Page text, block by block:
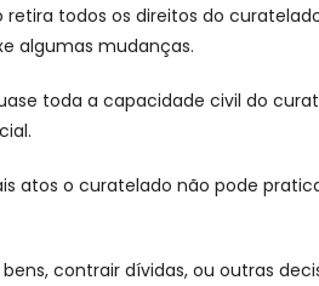
todos os direitos do
algumas mudanças.
toda a capacidade civil do
atos o curatelado não pode
contrair dívidas, ou outras